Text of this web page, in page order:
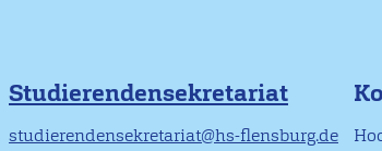
Studierendensekretariat
studierendensekretariat@hs-flensburg.de